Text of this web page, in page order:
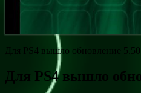
Для PS4 вышло обновление
Для PS4 вышло